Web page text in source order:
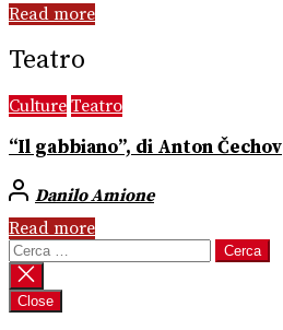
Read more
Teatro
Culture Teatro
“Il gabbiano”, di Anton Čechov
Danilo Amione
Read more
Ricerca
per:
Close